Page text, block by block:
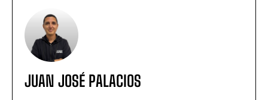
JUAN JOSÉ PALACIOS